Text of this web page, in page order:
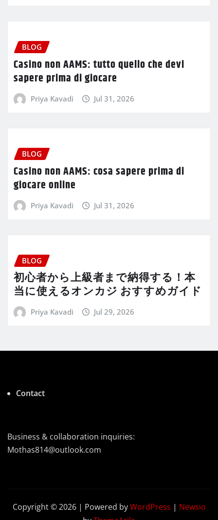
BLOG
Casino non AAMS: tutto quello che devi
sapere prima di giocare
Priya Kavadi Jul 31, 2026
BLOG
Casino non AAMS: cosa sapere prima di
giocare online
Priya Kavadi Jul 31, 2026
BLOG
初心者から上級者まで納得する！本
当に使えるオンカジ おすすめガイド
Priya Kavadi Jul 29, 2026
Contact
Business & collaboration inquiries:
Mothas814@outlook.com
Copyright © 2026 | Powered byWordPress | Newsio